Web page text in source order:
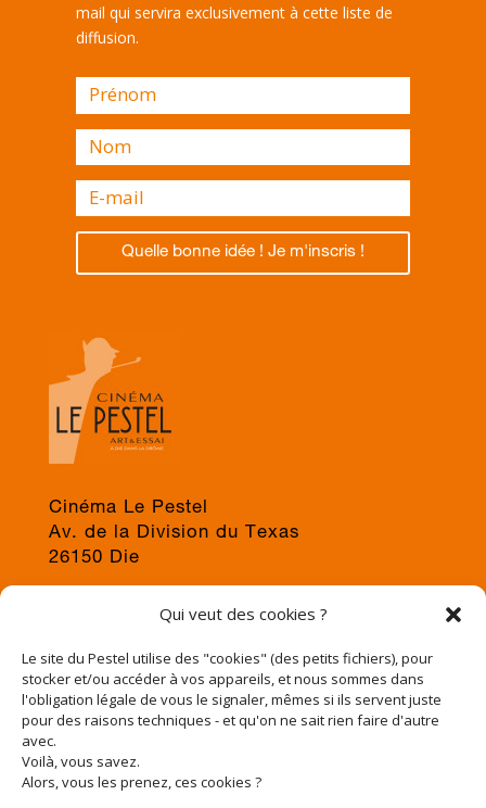
Qui veut des cookies ?
Le site du Pestel utilise des "cookies" (des petits fichiers), pour
stocker et/ou accéder à vos appareils, et nous sommes dans
l'obligation légale de vous le signaler, mêmes si ils servent juste
pour des raisons techniques - et qu'on ne sait rien faire d'autre
avec.
Voilà, vous savez.
Alors, vous les prenez, ces cookies ?
mail qui servira exclusivement à cette liste de
diffusion.
Quelle bonne idée ! Je m'inscris !
Cinéma Le Pestel
Av. de la Division du Texas
26150 Die
jps@cinema-le-pestel.fr
oumediation@cinema-le-pestel.fr